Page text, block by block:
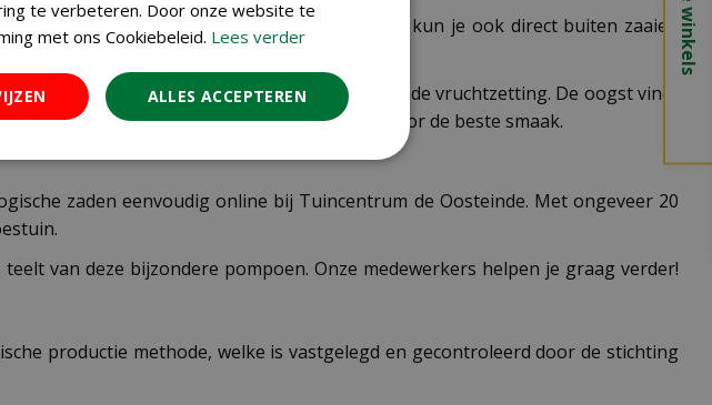
onder glas voor een vroege start. Vanaf mei kun je ook direct buiten zaaien
19°C binnen ongeveer 10 dagen.
water, vooral tijdens droge periodes en de vruchtzetting. De oogst vindt
Laat de pompoenen goed narijpen voor de beste smaak.
zaden eenvoudig online bij Tuincentrum de Oosteinde. Met ongeveer 20
van deze bijzondere pompoen. Onze medewerkers helpen je graag verder!
productie methode, welke is vastgelegd en gecontroleerd door de stichting
te verbeteren. Door onze website te
met ons Cookiebeleid. Lees verder
ALLES ACCEPTEREN